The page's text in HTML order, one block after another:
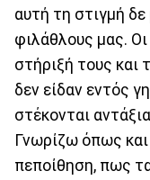
αυτή τη στιγμή
φιλάθλους μας.
στήριξή τους και
δεν είδαν εντός
στέκονται
Γνωρίζω όπως και
πεποίθηση, πως